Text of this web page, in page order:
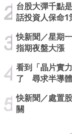
台股大彈千點
話投資人保命1
快新聞／星期
指期夜盤大漲
看到「晶片實
了 尋求半導
快新聞／處置
關